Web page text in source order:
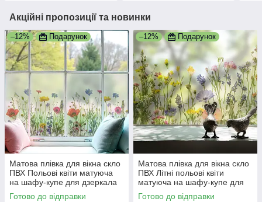
Акційні пропозиції та новинки
–12% Подарунок
Матова плівка для вікна скло
ПВХ Польові квіти матуюча
на шафу-купе для дзеркала
1000х500 мм
Готово до відправки
–12% Подарунок
Матова плівка для вікна скло
ПВХ Літні польові квіти
матуюча на шафу-купе для
дзеркала 1000х500 мм
Готово до відправки